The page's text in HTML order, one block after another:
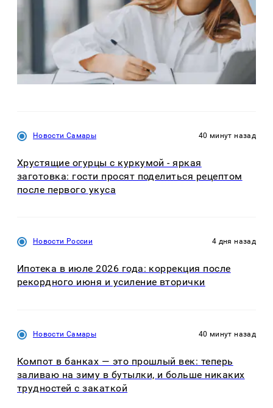
Новости Самары 40 минут назад
Хрустящие огурцы с куркумой - яркая
заготовка: гости просят поделиться рецептом
после первого укуса
Новости России 4 дня назад
Ипотека в июле 2026 года: коррекция после
рекордного июня и усиление вторички
Новости Самары 40 минут назад
Компот в банках — это прошлый век: теперь
заливаю на зиму в бутылки, и больше никаких
трудностей с закаткой